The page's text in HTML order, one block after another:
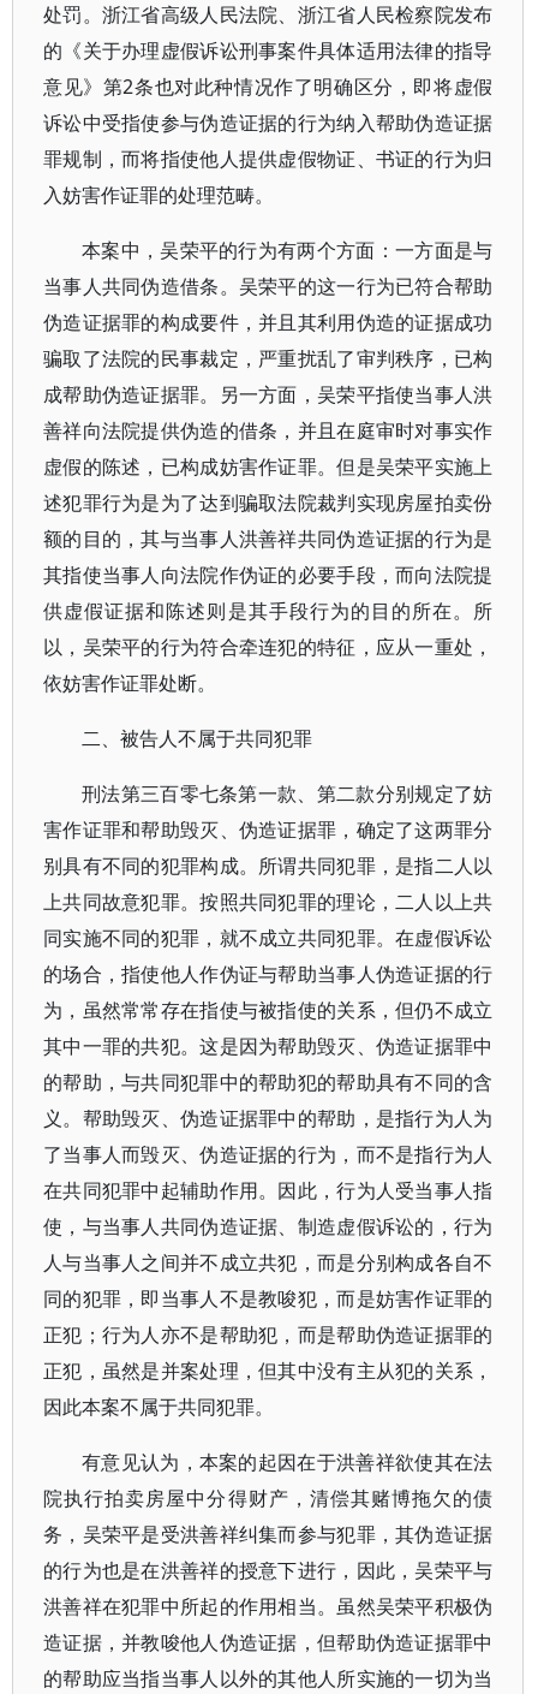
处罚。浙江省高级人民法院、浙江省人民检察院发布
的《关于办理虚假诉讼刑事案件具体适用法律的指导
意见》第2条也对此种情况作了明确区分，即将虚假
诉讼中受指使参与伪造证据的行为纳入帮助伪造证据
罪规制，而将指使他人提供虚假物证、书证的行为归
入妨害作证罪的处理范畴。
本案中，吴荣平的行为有两个方面：一方面是与
当事人共同伪造借条。吴荣平的这一行为已符合帮助
伪造证据罪的构成要件，并且其利用伪造的证据成功
骗取了法院的民事裁定，严重扰乱了审判秩序，已构
成帮助伪造证据罪。另一方面，吴荣平指使当事人洪
善祥向法院提供伪造的借条，并且在庭审时对事实作
虚假的陈述，已构成妨害作证罪。但是吴荣平实施上
述犯罪行为是为了达到骗取法院裁判实现房屋拍卖份
额的目的，其与当事人洪善祥共同伪造证据的行为是
其指使当事人向法院作伪证的必要手段，而向法院提
供虚假证据和陈述则是其手段行为的目的所在。所
以，吴荣平的行为符合牵连犯的特征，应从一重处，
依妨害作证罪处断。
二、被告人不属于共同犯罪
刑法第三百零七条第一款、第二款分别规定了妨
害作证罪和帮助毁灭、伪造证据罪，确定了这两罪分
别具有不同的犯罪构成。所谓共同犯罪，是指二人以
上共同故意犯罪。按照共同犯罪的理论，二人以上共
同实施不同的犯罪，就不成立共同犯罪。在虚假诉讼
的场合，指使他人作伪证与帮助当事人伪造证据的行
为，虽然常常存在指使与被指使的关系，但仍不成立
其中一罪的共犯。这是因为帮助毁灭、伪造证据罪中
的帮助，与共同犯罪中的帮助犯的帮助具有不同的含
义。帮助毁灭、伪造证据罪中的帮助，是指行为人为
了当事人而毁灭、伪造证据的行为，而不是指行为人
在共同犯罪中起辅助作用。因此，行为人受当事人指
使，与当事人共同伪造证据、制造虚假诉讼的，行为
人与当事人之间并不成立共犯，而是分别构成各自不
同的犯罪，即当事人不是教唆犯，而是妨害作证罪的
正犯；行为人亦不是帮助犯，而是帮助伪造证据罪的
正犯，虽然是并案处理，但其中没有主从犯的关系，
因此本案不属于共同犯罪。
有意见认为，本案的起因在于洪善祥欲使其在法
院执行拍卖房屋中分得财产，清偿其赌博拖欠的债
务，吴荣平是受洪善祥纠集而参与犯罪，其伪造证据
的行为也是在洪善祥的授意下进行，因此，吴荣平与
洪善祥在犯罪中所起的作用相当。虽然吴荣平积极伪
造证据，并教唆他人伪造证据，但帮助伪造证据罪中
的帮助应当指当事人以外的其他人所实施的一切为当